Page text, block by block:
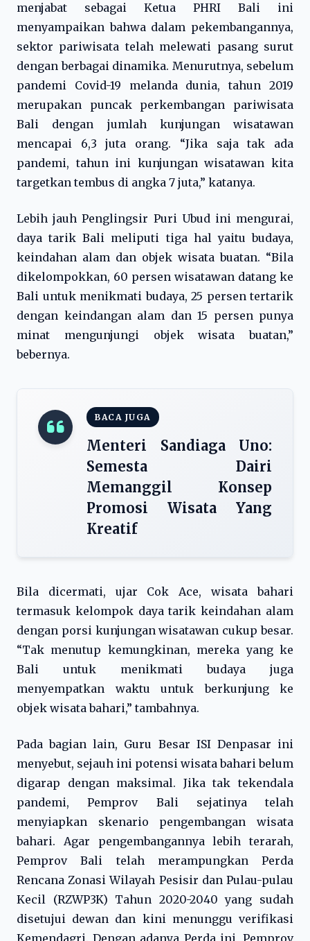
menjabat sebagai Ketua PHRI Bali ini
menyampaikan bahwa dalam pekembangannya,
sektor pariwisata telah melewati pasang surut
dengan berbagai dinamika. Menurutnya, sebelum
pandemi Covid-19 melanda dunia, tahun 2019
merupakan puncak perkembangan pariwisata
Bali dengan jumlah kunjungan wisatawan
mencapai 6,3 juta orang. “Jika saja tak ada
pandemi, tahun ini kunjungan wisatawan kita
targetkan tembus di angka 7 juta,” katanya.
Lebih jauh Penglingsir Puri Ubud ini mengurai,
daya tarik Bali meliputi tiga hal yaitu budaya,
keindahan alam dan objek wisata buatan. “Bila
dikelompokkan, 60 persen wisatawan datang ke
Bali untuk menikmati budaya, 25 persen tertarik
dengan keindangan alam dan 15 persen punya
minat mengunjungi objek wisata buatan,”
bebernya.
BACA JUGA
Menteri Sandiaga Uno:
Semesta Dairi
Memanggil Konsep
Promosi Wisata Yang
Kreatif
Bila dicermati, ujar Cok Ace, wisata bahari
termasuk kelompok daya tarik keindahan alam
dengan porsi kunjungan wisatawan cukup besar.
“Tak menutup kemungkinan, mereka yang ke
Bali untuk menikmati budaya juga
menyempatkan waktu untuk berkunjung ke
objek wisata bahari,” tambahnya.
Pada bagian lain, Guru Besar ISI Denpasar ini
menyebut, sejauh ini potensi wisata bahari belum
digarap dengan maksimal. Jika tak tekendala
pandemi, Pemprov Bali sejatinya telah
menyiapkan skenario pengembangan wisata
bahari. Agar pengembangannya lebih terarah,
Pemprov Bali telah merampungkan Perda
Rencana Zonasi Wilayah Pesisir dan Pulau-pulau
Kecil (RZWP3K) Tahun 2020-2040 yang sudah
disetujui dewan dan kini menunggu verifikasi
Kemendagri. Dengan adanya Perda ini, Pemprov